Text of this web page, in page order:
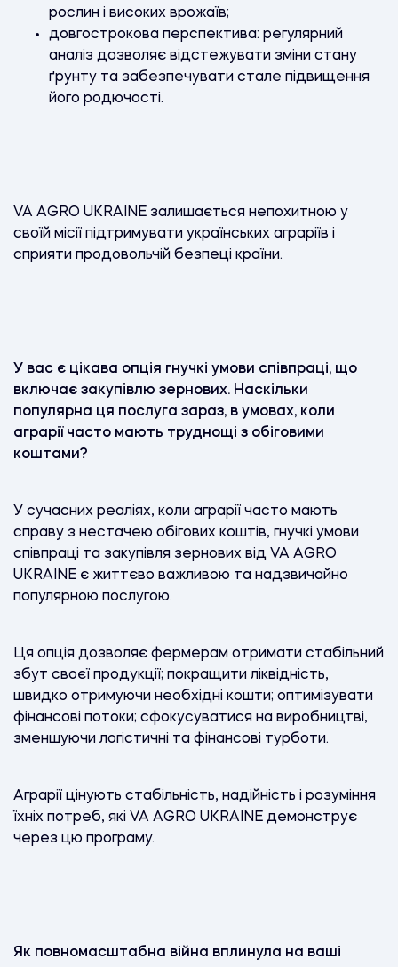
рослин і високих врожаїв;
довгострокова перспектива: регулярний
аналіз дозволяє відстежувати зміни стану
ґрунту та забезпечувати стале підвищення
його родючості.
VA AGRO UKRAINE залишається непохитною у
своїй місії підтримувати українських аграріїв і
сприяти продовольчій безпеці країни.
У вас є цікава опція гнучкі умови співпраці, що
включає закупівлю зернових. Наскільки
популярна ця послуга зараз, в умовах, коли
аграрії часто мають труднощі з обіговими
коштами?
У сучасних реаліях, коли аграрії часто мають
справу з нестачею обігових коштів, гнучкі умови
співпраці та закупівля зернових від VA AGRO
UKRAINE є життєво важливою та надзвичайно
популярною послугою.
Ця опція дозволяє фермерам отримати стабільний
збут своєї продукції; покращити ліквідність,
швидко отримуючи необхідні кошти; оптимізувати
фінансові потоки; сфокусуватися на виробництві,
зменшуючи логістичні та фінансові турботи.
Аграрії цінують стабільність, надійність і розуміння
їхніх потреб, які VA AGRO UKRAINE демонструє
через цю програму.
Як повномасштабна війна вплинула на ваші